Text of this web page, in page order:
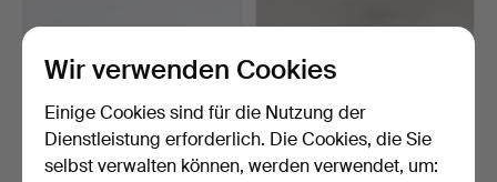
Wir verwenden Cookies
Einige Cookies sind für die Nutzung der
Dienstleistung erforderlich. Die Cookies, die Sie
selbst verwalten können, werden verwendet, um: